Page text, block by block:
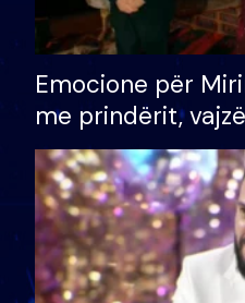
Emocione për
me prindërit,
bashkëshorten:
divorci apo jo?